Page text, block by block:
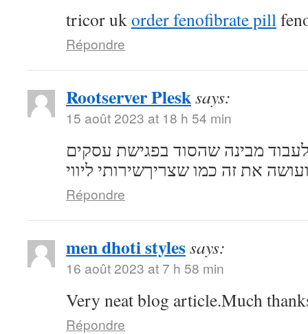
tricor ukorder fenofibrate pill
Répondre
Rootserver Plesksays:
15 août 2023 at 18 h 54 min
מבינה שהסוד בפגישת עסקים
את זה כמו שצריךשירותי ליווי
Répondre
men dhoti stylessays:
16 août 2023 at 7 h 58 min
Very neat blog article.Much
Répondre